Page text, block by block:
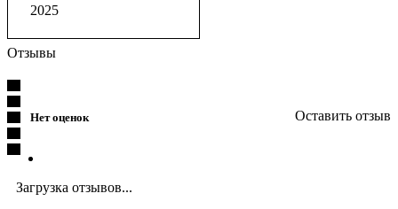
2025
Отзывы
Нет оценок Оставить отзыв
Загрузка отзывов...